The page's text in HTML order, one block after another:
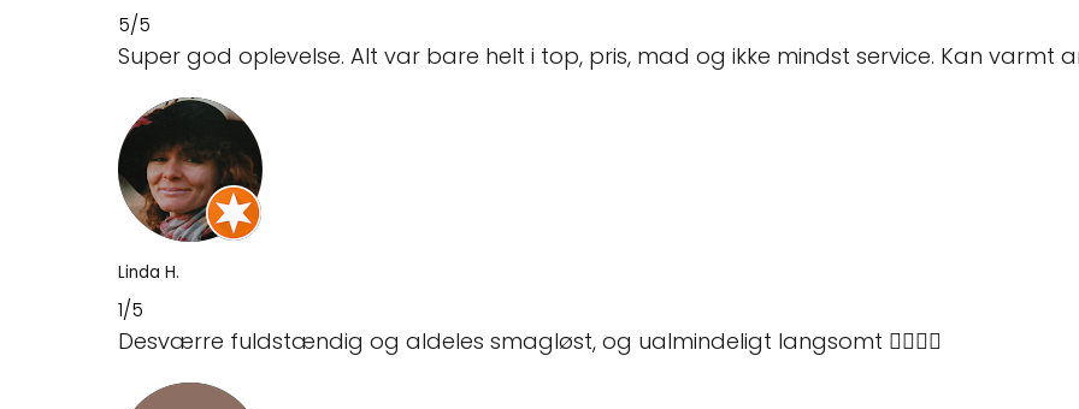
5/5
Super god oplevelse. Alt var bare helt i top, pris, mad og ikke mindst service. Kan varmt
Linda H.
1/5
Desværre fuldstændig og aldeles smagløst, og ualmindeligt langsomt 😵‍💫🤯🤮